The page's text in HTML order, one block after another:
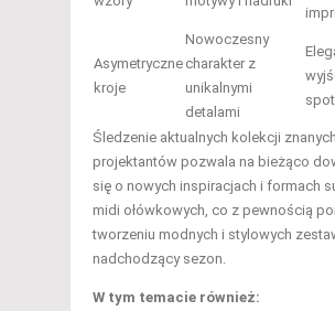
Asymetryczne
kroje
Nowoczesny
charakter z
unikalnymi
detalami
Śledzenie aktualnych kolekcji znanych
projektantów pozwala na bieżąco
się o nowych inspiracjach i formach
midi ołówkowych, co z pewnością
tworzeniu modnych i stylowych
nadchodzący sezon.
W tym temacie również: